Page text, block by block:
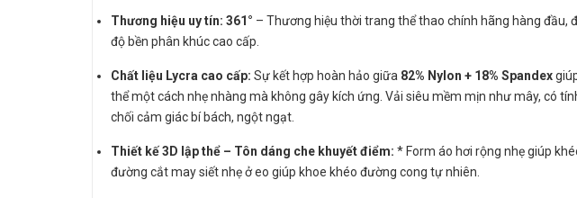
Thương hiệu uy tín: 361° – Thương hiệu thời trang thể thao chính hãng hàng
độ bền phân khúc cao cấp.
Chất liệu Lycra cao cấp: Sự kết hợp hoàn hảo giữa 82% Nylon + 18% Spandex
thể một cách nhẹ nhàng mà không gây kích ứng. Vải siêu mềm mịn như mây, có
chối cảm giác bí bách, ngột ngạt.
Thiết kế 3D lập thể – Tôn dáng che khuyết điểm: * Form áo hơi rộng nhẹ giúp
đường cắt may siết nhẹ ở eo giúp khoe khéo đường cong tự nhiên.